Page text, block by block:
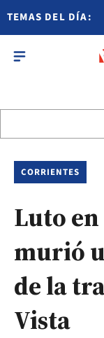
TEMAS DEL DÍA:
CORRIENTES
Luto
murió
de la
Vista